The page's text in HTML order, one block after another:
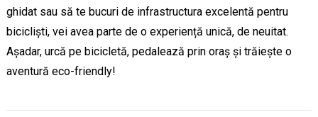
ghidat sau să te bucuri de infrastructura excelentă pentru
bicicliști, vei avea parte de o experiență unică, de neuitat.
Așadar, urcă pe bicicletă, pedalează prin oraș și trăiește o
aventură eco-friendly!